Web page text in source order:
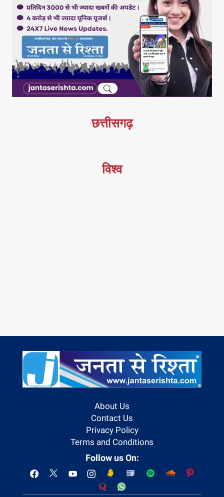
छत्तीसगढ़
विश्व
About Us
Contact Us
Privacy Policy
Terms and Conditions
Follow us On: